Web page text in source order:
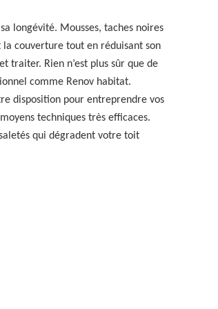
longévité. Mousses, taches noires
couverture tout en réduisant son
traiter. Rien n’est plus sûr que de
comme Renov habitat.
disposition pour entreprendre vos
techniques très efficaces.
qui dégradent votre toit